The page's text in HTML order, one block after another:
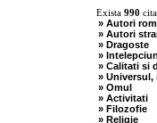
Exista 990
» Autori
» Autori
» Dragoste
»
» Calitati si
» Universul,
» Omul
» Activitati
» Filozofie
» Religie